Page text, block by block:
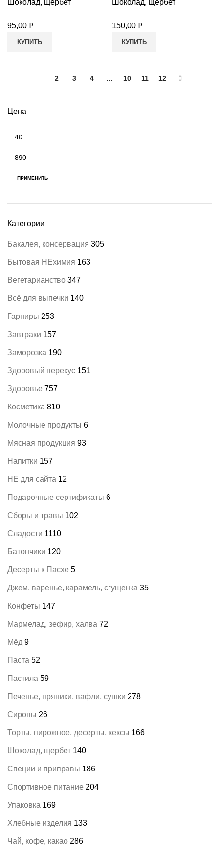
Цена
цена
цена
ПРИМЕНИТЬ
Категории
Бакалея, консервация 305
Бытовая НЕхимия 163
Вегетарианство 347
Всё для выпечки 140
Гарниры 253
Завтраки 157
Заморозка 190
Здоровый перекус 151
Здоровье 757
Косметика 810
Молочные продукты 6
Мясная продукция 93
Напитки 157
НЕ для сайта 12
Подарочные сертификаты 6
Сборы и травы 102
Сладости 1110
Батончики 120
Десерты к Пасхе 5
Джем, варенье, карамель, сгущенка 35
Конфеты 147
Мармелад, зефир, халва 72
Мёд 9
Паста 52
Пастила 59
Печенье, пряники, вафли, сушки 278
Сиропы 26
Торты, пирожное, десерты, кексы 166
Шоколад, щербет 140
Специи и приправы 186
Спортивное питание 204
Упаковка 169
Хлебные изделия 133
Чай, кофе, какао 286
Шоколад, щербет
95,00 Р
КУПИТЬ
Шоколад, щербет
150,00 Р
КУПИТЬ
2 3 4 … 10 11 12